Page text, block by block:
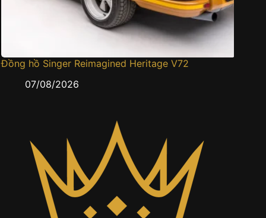
Đồng hồ Singer Reimagined Heritage V72
07/08/2026